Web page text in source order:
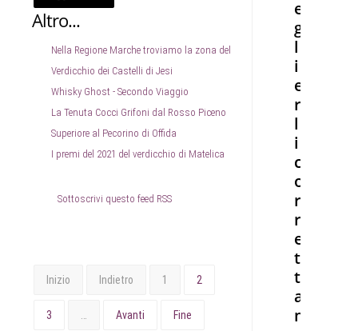
Altro...
Nella Regione Marche troviamo la zona del
Verdicchio dei Castelli di Jesi
Whisky Ghost - Secondo Viaggio
La Tenuta Cocci Grifoni dal Rosso Piceno
Superiore al Pecorino di Offida
I premi del 2021 del verdicchio di Matelica
Sottoscrivi questo feed RSS
Inizio Indietro 1 2
3 Avanti Fine
e
g
l
i
e
r
l
i
c
o
r
r
e
t
t
a
m